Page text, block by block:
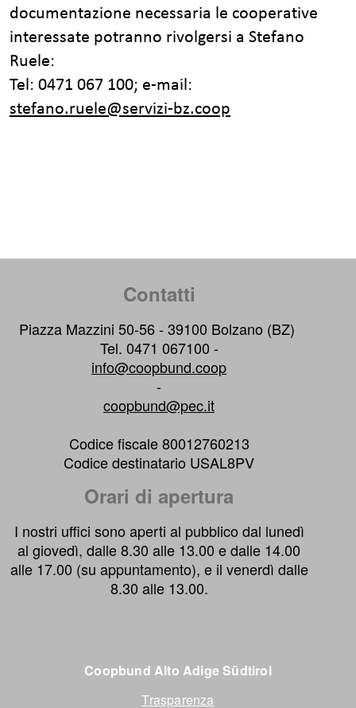
documentazione necessaria le cooperative
interessate potranno rivolgersi a Stefano
Ruele:
Tel: 0471 067 100; e-mail:
stefano.ruele@servizi-bz.coop
Contatti
Piazza Mazzini 50-56 - 39100 Bolzano (BZ)
Tel. 0471 067100 -
info@coopbund.coop
-
coopbund@pec.it
Codice fiscale 80012760213
Codice destinatario USAL8PV
Orari di apertura
I nostri uffici sono aperti al pubblico dal lunedì
al giovedì, dalle 8.30 alle 13.00 e dalle 14.00
alle 17.00 (su appuntamento), e il venerdì dalle
8.30 alle 13.00.
Coopbund Alto Adige Südtirol
Trasparenza